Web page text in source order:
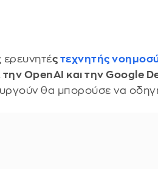
ς τεχνητής
OpenAI και την Google
θα μπορούσε να